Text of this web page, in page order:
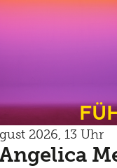
2026, 13 Uhr